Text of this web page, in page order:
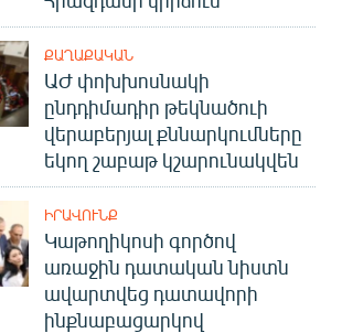
ՔԱՂԱՔԱԿԱՆ
ԱԺ փոխխոսնակի
ընդդիմադիր թեկնածուի
վերաբերյալ քննարկումները
եկող շաբաթ կշարունակվեն
ԻՐԱՎՈՒՆՔ
Կաթողիկոսի գործով
առաջին դատական նիստն
ավարտվեց դատավորի
ինքնաբացարկով